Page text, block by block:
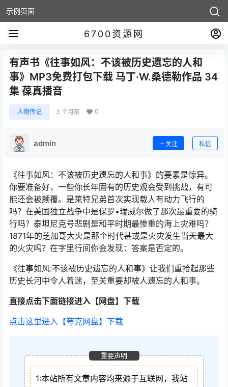
示例页面
6700资源网
有声书《往事如风：不该被历史遗忘的人和
事》MP3免费打包下载 马丁·W.桑德勒作品 34
集 葆真播音
人物传记 3 个月前 0
admin 关注 私信
《往事如风：不该被历史遗忘的人和事》的要素是惊异。
你要准备好，一些你长年固有的历史观会受到挑战，有可
能还会被颠覆。是莱特兄弟首次实现载人有动力飞行的
吗？在美国独立战争中是保罗•瑞威尔做了那次最重要的骑
行吗？泰坦尼克号悲剧是和平时期最惨重的海上灾难吗？
1871年的芝加哥大火是那个时代甚或是火灾发生当天最大
的火灾吗？在字里行间你会发现：答案是否定的。
《往事如风:不该被历史遗忘的人和事》让我们重拾起那些
历史长河中令人着迷，至关重要却被人遗忘的人和事。
直接点击下面链接进入【网盘】下载
点击这里进入【夸克网盘】下载
重要声明
1:本站所有文章内容均来源于互联网，我站